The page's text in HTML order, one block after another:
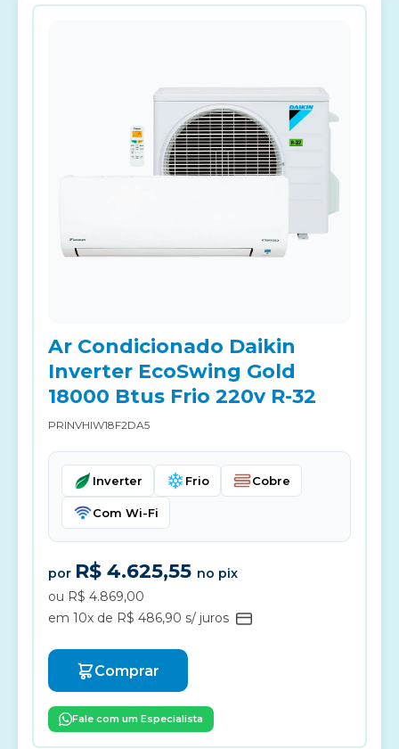
Ar Condicionado Daikin
Inverter EcoSwing Gold
18000 Btus Frio 220v R-32
PRINVHIW18F2DA5
Inverter Frio Cobre
Com Wi-Fi
por R$ 4.625,55 no pix
ou R$ 4.869,00
em 10x de R$ 486,90 s/ juros
Comprar
Fale com um Especialista